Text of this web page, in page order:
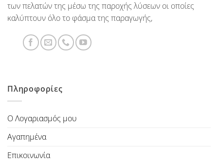
των πελατών της μέσω της παροχής λύσεων οι οποίες
καλύπτουν όλο το φάσμα της παραγωγής,
Πληροφορίες
Ο Λογαριασμός μου
Αγαπημένα
Επικοινωνία